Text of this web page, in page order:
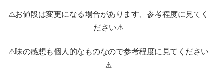
⚠お値段は変更になる場合があります、参考程度に見てく
ださい⚠
⚠味の感想も個人的なものなので参考程度に見てください
⚠